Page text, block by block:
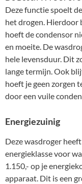
Deze functie spoelt
het drogen. Hierdoor
hoeft de condensor
en moeite. De
hele levensduur. Dit
lange termijn. Ook
hoeft je geen zorgen
door een vuile
Energiezuinig
Deze wasdroger
energieklasse voor
1.150,- op je
apparaat. Dit is een